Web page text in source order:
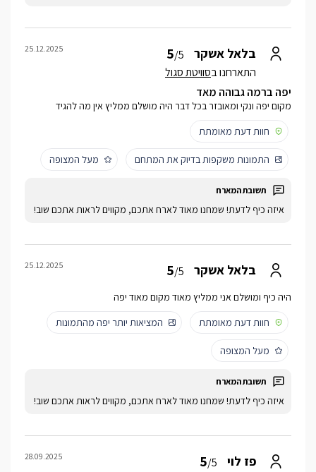
בלאל אשקר 5/5
התארחנו בסוויטת סגול
25.12.2025
יפה ברמה גבוהה מאד
מקום יפה ונקי ומאובזר בכל דבר היה מושלם ממליץ אין מה להגיד
חוות דעת מאומתת
התמונות משקפות בדיוק את המתחם מעל המצופה
איזה כיף לדעת! שמחנו מאוד לארח אתכם, מקווים לראות אתכם שוב!
בלאל אשקר 5/5
25.12.2025
‏היה כיף ומושלם אני ממליץ מאוד מקום מאוד יפה
חוות דעת מאומתת
המציאות יותר יפה מהתמונות
מעל המצופה
איזה כיף לדעת! שמחנו מאוד לארח אתכם, מקווים לראות אתכם שוב!
פז לוי 5/5
28.09.2025